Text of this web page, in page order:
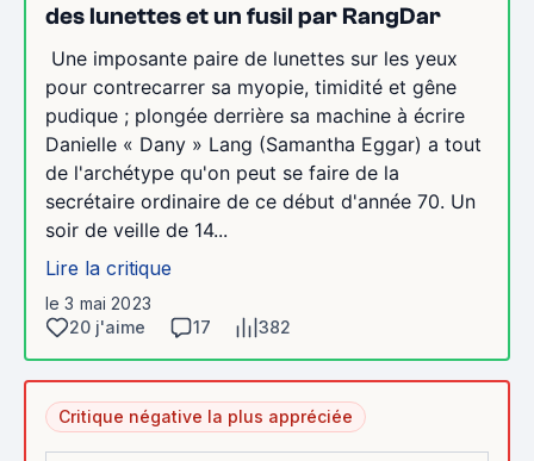
des lunettes et un fusil par RangDar
Une imposante paire de lunettes sur les yeux
pour contrecarrer sa myopie, timidité et gêne
pudique ; plongée derrière sa machine à écrire
Danielle « Dany » Lang (Samantha Eggar) a tout
de l'archétype qu'on peut se faire de la
secrétaire ordinaire de ce début d'année 70. Un
soir de veille de 14...
Lire la critique
le 3 mai 2023
20 j'aime
17 382
Critique négative la plus appréciée